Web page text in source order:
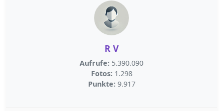
R V
Aufrufe: 5.390.090
Fotos: 1.298
Punkte: 9.917